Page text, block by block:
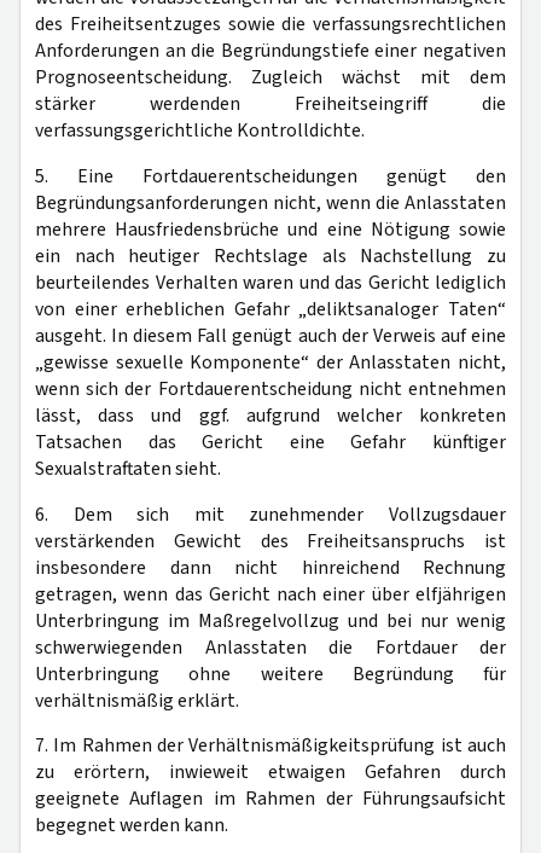
des Freiheitsentzuges sowie die verfassungsrechtlichen
Anforderungen an die Begründungstiefe einer negativen
Prognoseentscheidung. Zugleich wächst mit dem
stärker werdenden Freiheitseingriff die
verfassungsgerichtliche Kontrolldichte.
5. Eine Fortdauerentscheidungen genügt den
Begründungsanforderungen nicht, wenn die Anlasstaten
mehrere Hausfriedensbrüche und eine Nötigung sowie
ein nach heutiger Rechtslage als Nachstellung zu
beurteilendes Verhalten waren und das Gericht lediglich
von einer erheblichen Gefahr „deliktsanaloger Taten“
ausgeht. In diesem Fall genügt auch der Verweis auf eine
„gewisse sexuelle Komponente“ der Anlasstaten nicht,
wenn sich der Fortdauerentscheidung nicht entnehmen
lässt, dass und ggf. aufgrund welcher konkreten
Tatsachen das Gericht eine Gefahr künftiger
Sexualstraftaten sieht.
6. Dem sich mit zunehmender Vollzugsdauer
verstärkenden Gewicht des Freiheitsanspruchs ist
insbesondere dann nicht hinreichend Rechnung
getragen, wenn das Gericht nach einer über elfjährigen
Unterbringung im Maßregelvollzug und bei nur wenig
schwerwiegenden Anlasstaten die Fortdauer der
Unterbringung ohne weitere Begründung für
verhältnismäßig erklärt.
7. Im Rahmen der Verhältnismäßigkeitsprüfung ist auch
zu erörtern, inwieweit etwaigen Gefahren durch
geeignete Auflagen im Rahmen der Führungsaufsicht
begegnet werden kann.